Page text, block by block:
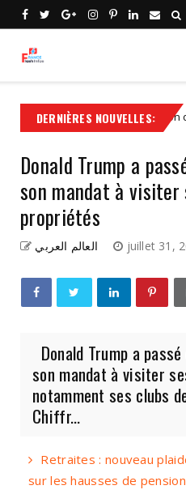
DERNIÈRES NOUVELLES:
IDEES Transmission
Donald Trump a
son mandat à visiter
propriétés
العالم العربي juillet 31,
Donald Trump a
son mandat à visiter
notamment ses clubs
Chiffr...
Retraites : nouveau
sur les hausses de